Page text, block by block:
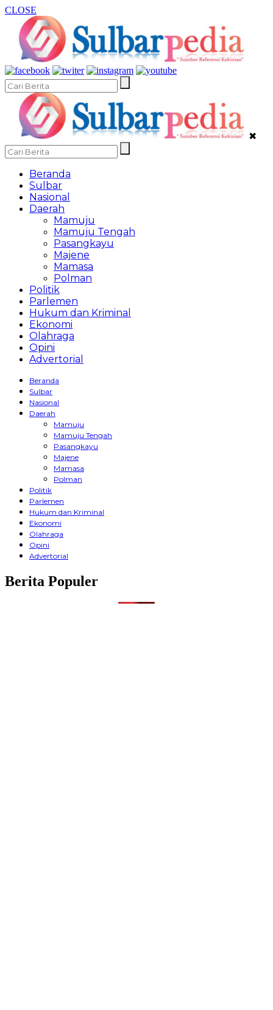
CLOSE
✖
Beranda
Sulbar
Nasional
Daerah
Mamuju
Mamuju Tengah
Pasangkayu
Majene
Mamasa
Polman
Politik
Parlemen
Hukum dan Kriminal
Ekonomi
Olahraga
Opini
Advertorial
Beranda
Sulbar
Nasional
Daerah
Mamuju
Mamuju Tengah
Pasangkayu
Majene
Mamasa
Polman
Politik
Parlemen
Hukum dan Kriminal
Ekonomi
Olahraga
Opini
Advertorial
Berita Populer